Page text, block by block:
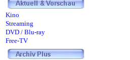
Kino
Streaming
DVD / Blu-ray
Free-TV